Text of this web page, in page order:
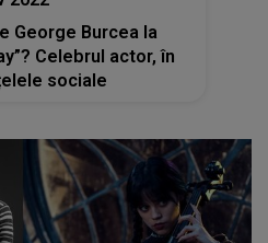
George Burcea la
Celebrul actor, în
sociale